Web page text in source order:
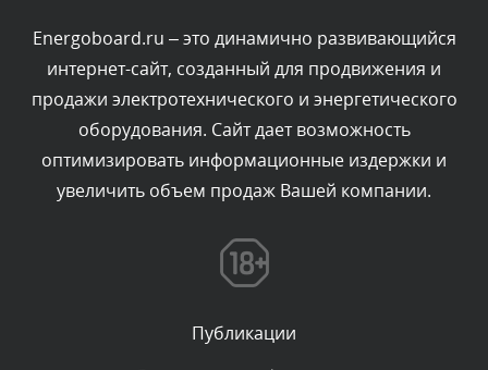
Комментарий проверяется
Текст комментария будет виден после проверки
администратором.
Сегодня, в 08:48
Комментарий проверяется
Текст комментария будет виден после проверки
Комментарий проверяется
Текст комментария будет виден после проверки
Energoboard.ru – это динамично развивающийся
интернет-сайт, созданный для продвижения и
продажи электротехнического и энергетического
оборудования. Сайт дает возможность
оптимизировать информационные издержки и
увеличить объем продаж Вашей компании.
Публикации